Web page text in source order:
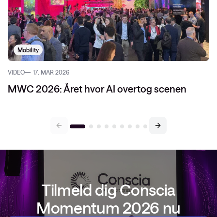
Mobility
VIDEO 17. MAR 2026
MWC 2026: Året hvor AI overtog scenen
Tilmeld dig Conscia
Momentum 2026 nu